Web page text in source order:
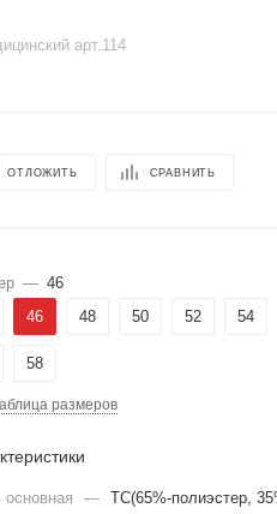
арт.114
ОТЛОЖИТЬ СРАВНИТЬ
— 46
46 48 50 52 54
58
размеров
основная —
TC(65%-полиэстер,